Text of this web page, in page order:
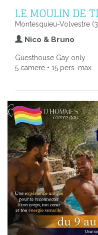
LE MOULIN DE
Montesquieu-Volvestre
Nico & Bruno
Guesthouse Gay only
5 camere • 15 pers. max.